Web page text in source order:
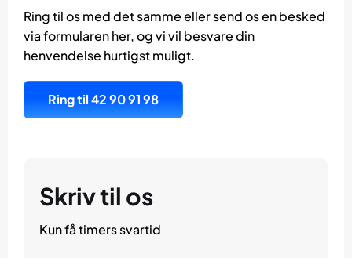
Ring til os med det samme eller send os en besked
via formularen her, og vi vil besvare din
henvendelse hurtigst muligt.
Ring til 42 90 91 98
Skriv til os
Kun få timers svartid